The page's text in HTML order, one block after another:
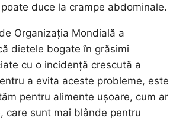
duce la crampe abdominale.
Organizația Mondială a
dietele bogate în grăsimi
cu o incidență crescută a
a evita aceste probleme, este
pentru alimente ușoare, cum ar
care sunt mai blânde pentru